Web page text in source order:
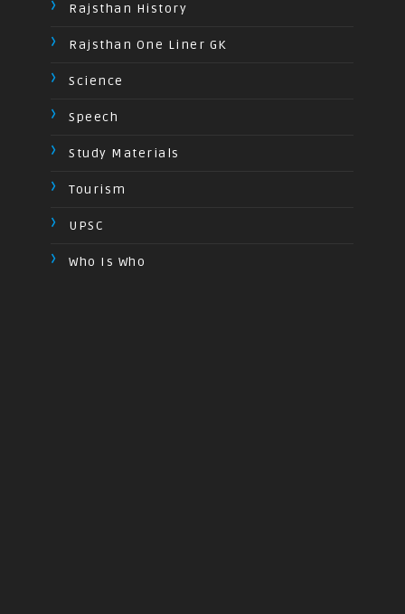
Rajsthan History
Rajsthan One Liner GK
Science
Speech
Study Materials
Tourism
UPSC
Who Is Who